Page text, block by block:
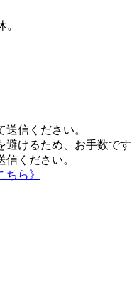
信ください。
けるため、お手数です
ください。
ら》